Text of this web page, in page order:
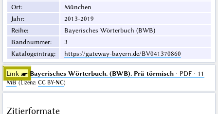
Ort:
München
Jahr:
2013-2019
Reihe:
Bayerisches Wörterbuch (BWB)
Bandnummer:
3
Katalogeintrag: https://gateway-bayern.de/BV041370860
Link ☛ Bayerisches Wörterbuch. (BWB). Prä-törmisch· PDF · 11
MB (Lizenz: CC BY-NC)
Zitierformate